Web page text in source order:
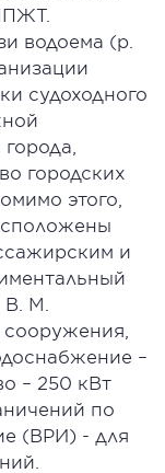
водоема (р.
судоходного
городских
этого,
и
М.
–
– 250 кВт
по
(ВРИ) - для